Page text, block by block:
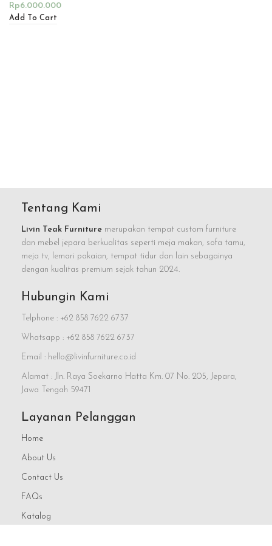
Rp6.000.000
Add To Cart
Tentang Kami
Livin Teak Furniture merupakan tempat custom furniture
dan mebel jepara berkualitas seperti meja makan, sofa tamu,
meja tv, lemari pakaian, tempat tidur dan lain sebagainya
dengan kualitas premium sejak tahun 2024.
Hubungin Kami
Telphone : +62 858 7622 6737
Whatsapp : +62 858 7622 6737
Email : hello@livinfurniture.co.id
Alamat : Jln. Raya Soekarno Hatta Km. 07 No. 205, Jepara,
Jawa Tengah 59471
Layanan Pelanggan
Home
About Us
Contact Us
FAQs
Katalog